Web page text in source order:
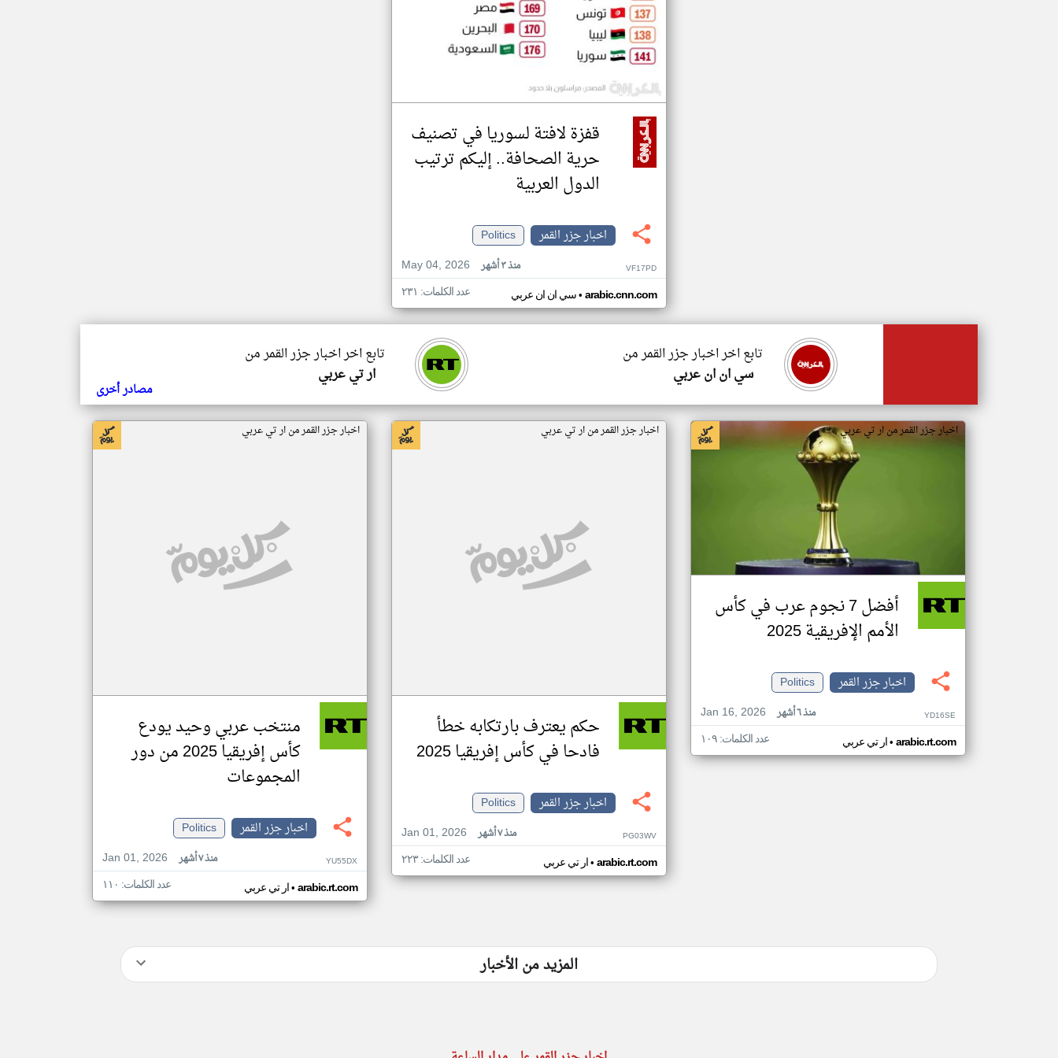
قفزة لافتة لسوريا في تصنيف
حرية الصحافة.. إليكم ترتيب
الدول العربية
اخبار جزر القمر
Politics
May 04, 2026
منذ ٣ أشهر VF17PD
سي ان ان عربي• arabic.cnn.com عدد الكلمات: ٢٣١
تابع اخر اخبار جزر القمر من
ار تي عربي
تابع اخر اخبار جزر القمر من
سي ان ان عربي
مصادر أخرى
اخبار جزر القمر من ار تي عربي
أفضل 7 نجوم عرب في كأس
الأمم الإفريقية 2025
اخبار جزر القمر
Politics
Jan 16, 2026
منذ ٦ أشهر YD16SE
ار تي عربي• arabic.rt.com عدد الكلمات: ١٠٩
اخبار جزر القمر من ار تي عربي
حكم يعترف بارتكابه خطأ
فادحا في كأس إفريقيا 2025
اخبار جزر القمر
Politics
Jan 01, 2026
منذ ٧ أشهر PG03WV
ار تي عربي• arabic.rt.com عدد الكلمات: ٢٢٣
اخبار جزر القمر من ار تي عربي
منتخب عربي وحيد يودع
كأس إفريقيا 2025 من دور
المجموعات
اخبار جزر القمر
Politics
Jan 01, 2026
منذ ٧ أشهر YU55DX
ار تي عربي• arabic.rt.com عدد الكلمات: ١١٠
المزيد من الأخبار